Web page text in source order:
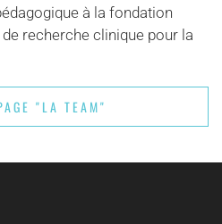
à la fondation
recherche clinique pour la
"LA TEAM"